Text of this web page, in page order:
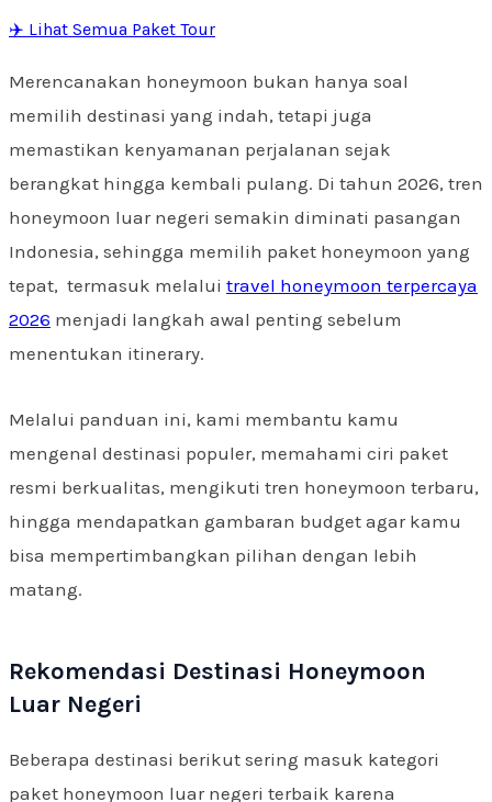
✈️ Lihat Semua Paket Tour
Merencanakan honeymoon bukan hanya soal
memilih destinasi yang indah, tetapi juga
memastikan kenyamanan perjalanan sejak
berangkat hingga kembali pulang. Di tahun 2026, tren
honeymoon luar negeri semakin diminati pasangan
Indonesia, sehingga memilih paket honeymoon yang
tepat, termasuk melalui travel honeymoon terpercaya
2026 menjadi langkah awal penting sebelum
menentukan itinerary.
Melalui panduan ini, kami membantu kamu
mengenal destinasi populer, memahami ciri paket
resmi berkualitas, mengikuti tren honeymoon terbaru,
hingga mendapatkan gambaran budget agar kamu
bisa mempertimbangkan pilihan dengan lebih
matang.
Rekomendasi Destinasi Honeymoon
Luar Negeri
Beberapa destinasi berikut sering masuk kategori
paket honeymoon luar negeri terbaik karena